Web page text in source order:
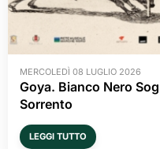
MERCOLEDÌ 08 LUGLIO 2026
Goya. Bianco Nero
Sorrento
LEGGI TUTTO